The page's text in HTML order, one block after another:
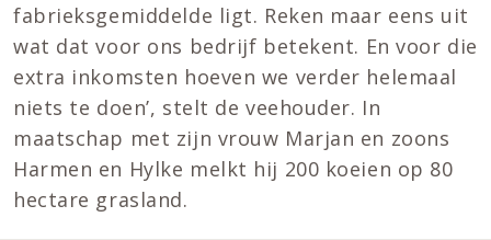
fabrieksgemiddelde ligt. Reken maar eens uit
wat dat voor ons bedrijf betekent. En voor die
extra inkomsten hoeven we verder helemaal
niets te doen’, stelt de veehouder. In
maatschap met zijn vrouw Marjan en zoons
Harmen en Hylke melkt hij 200 koeien op 80
hectare grasland.